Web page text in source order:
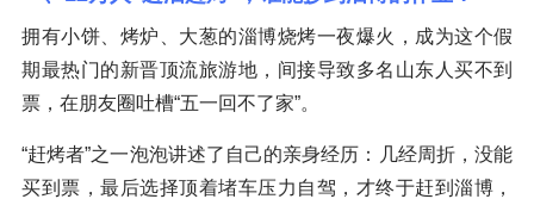
拥有小饼、烤炉、大葱的淄博烧烤一夜爆火，成为这个假
期最热门的新晋顶流旅游地，间接导致多名山东人买不到
票，在朋友圈吐槽“五一回不了家”。
“赶烤者”之一泡泡讲述了自己的亲身经历：几经周折，没能
买到票，最后选择顶着堵车压力自驾，才终于赶到淄博，